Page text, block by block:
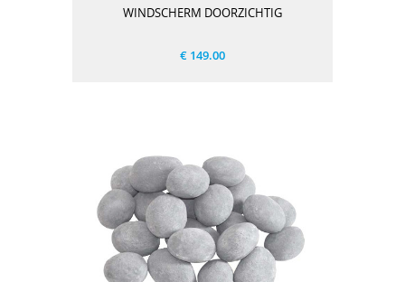
WINDSCHERM DOORZICHTIG
€ 149.00